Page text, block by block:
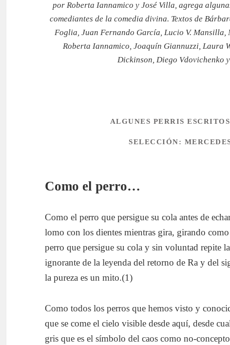
por Roberta Iannamico y José Villa, agrega
comediantes de la comedia divina. Textos de
Foglia, Juan Fernando García, Lucio V.
Roberta Iannamico, Joaquín Giannuzzi, Laura
Dickinson, Diego Vdovichenko
ALGUNES PERRIS
SELECCIÓN:
Como el perro…
Como el perro que persigue su cola antes de
lomo con los dientes mientras gira, girando
perro que persigue su cola y sin voluntad repite
ignorante de la leyenda del retorno de Ra y del
la pureza es un mito.(1)
Como todos los perros que hemos visto y
que se come el cielo visible desde aquí, desde
gris que es el símbolo del caos como no-